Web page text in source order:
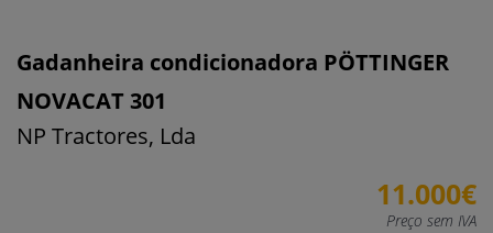
Gadanheira condicionadora PÖTTINGER
NOVACAT 301
NP Tractores, Lda
11.000€
Preço sem IVA